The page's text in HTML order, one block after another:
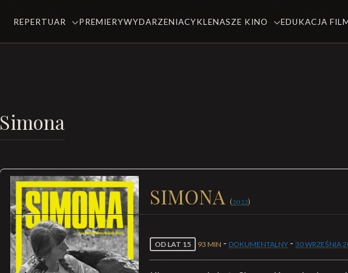
REPERTUAR PREMIERYWYDARZENIACYKLENASZE KINO EDUKACJA
Simona
SIMONA (2022)
OD LAT 15 93 MIN - DOKUMENTALNY - 30 WRZEŚNIA